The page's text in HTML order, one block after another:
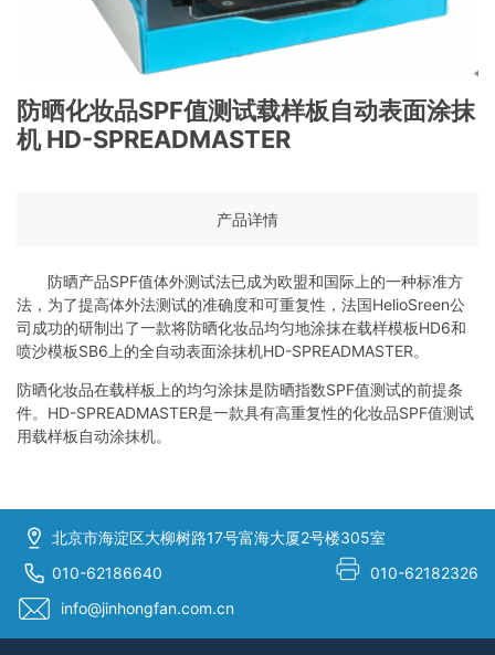
防晒化妆品SPF值测试载样板自动表面涂抹
机 HD-SPREADMASTER
产品详情
防晒产品SPF值体外测试法已成为欧盟和国际上的一种标准方
法，为了提高体外法测试的准确度和可重复性，法国HelioSreen公
司成功的研制出了一款将防晒化妆品均匀地涂抹在载样模板HD6和
喷沙模板SB6上的全自动表面涂抹机HD-SPREADMASTER。
防晒化妆品在载样板上的均匀涂抹是防晒指数SPF值测试的前提条
件。HD-SPREADMASTER是一款具有高重复性的化妆品SPF值测试
用载样板自动涂抹机。
北京市海淀区大柳树路17号富海大厦2号楼305室
010-62186640
010-62182326
info@jinhongfan.com.cn